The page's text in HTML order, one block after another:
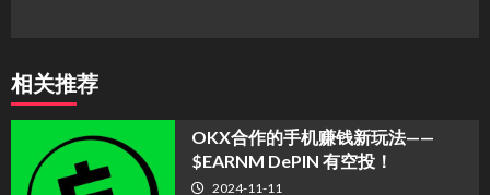
相关推荐
OKX合作的手机赚钱新玩法——
$EARNM DePIN 有空投！
2024-11-11